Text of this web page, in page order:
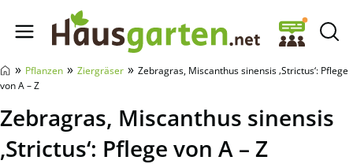
Hausgarten.net
» Pflanzen » Ziergräser » Zebragras, Miscanthus sinensis ‚Strictus‘: Pflege
von A – Z
Zebragras, Miscanthus sinensis
‚Strictus‘: Pflege von A – Z